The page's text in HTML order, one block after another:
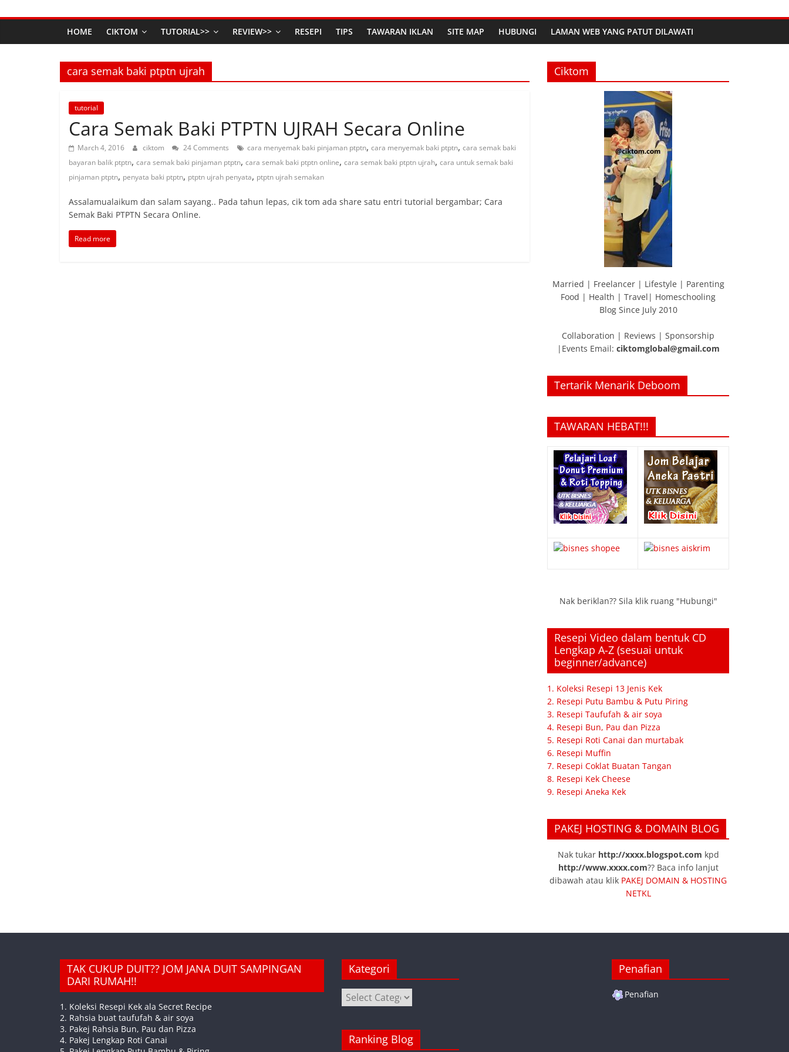
HOME CIKTOM TUTORIAL>> REVIEW>> RESEPI TIPS TAWARAN IKLAN SITE MAP HUBUNGI LAMAN WEB YANG PATUT DILAWATI
cara semak baki ptptn ujrah
tutorial
Cara Semak Baki PTPTN UJRAH Secara Online
March 4, 2016 ciktom 24 Comments cara menyemak baki pinjaman ptptn, cara menyemak baki ptptn, cara semak baki
bayaran balik ptptn, cara semak baki pinjaman ptptn, cara semak baki ptptn online, cara semak baki ptptn ujrah, cara untuk semak baki
pinjaman ptptn, penyata baki ptptn, ptptn ujrah penyata, ptptn ujrah semakan
Assalamualaikum dan salam sayang.. Pada tahun lepas, cik tom ada share satu entri tutorial bergambar; Cara
Semak Baki PTPTN Secara Online.
Read more
Ciktom
Married | Freelancer | Lifestyle | Parenting
Food | Health | Travel| Homeschooling
Blog Since July 2010
Collaboration | Reviews | Sponsorship
|Events Email: ciktomglobal@gmail.com
Tertarik Menarik Deboom
TAWARAN HEBAT!!!
Nak beriklan?? Sila klik ruang "Hubungi"
Resepi Video dalam bentuk CD
Lengkap A-Z (sesuai untuk
beginner/advance)
1. Koleksi Resepi 13 Jenis Kek
2. Resepi Putu Bambu & Putu Piring
3. Resepi Taufufah & air soya
4. Resepi Bun, Pau dan Pizza
5. Resepi Roti Canai dan murtabak
6. Resepi Muffin
7. Resepi Coklat Buatan Tangan
8. Resepi Kek Cheese
9. Resepi Aneka Kek
PAKEJ HOSTING & DOMAIN BLOG
Nak tukar http://xxxx.blogspot.com kpd
http://www.xxxx.com?? Baca info lanjut
dibawah atau klik PAKEJ DOMAIN & HOSTING
NETKL
TAK CUKUP DUIT?? JOM JANA DUIT SAMPINGAN
DARI RUMAH!!
1. Koleksi Resepi Kek ala Secret Recipe
2. Rahsia buat taufufah & air soya
3. Pakej Rahsia Bun, Pau dan Pizza
4. Pakej Lengkap Roti Canai
Kategori
Kategori
Ranking Blog
Penafian
Penafian